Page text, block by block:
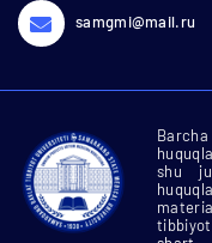
samgmi@mail.ru
shu